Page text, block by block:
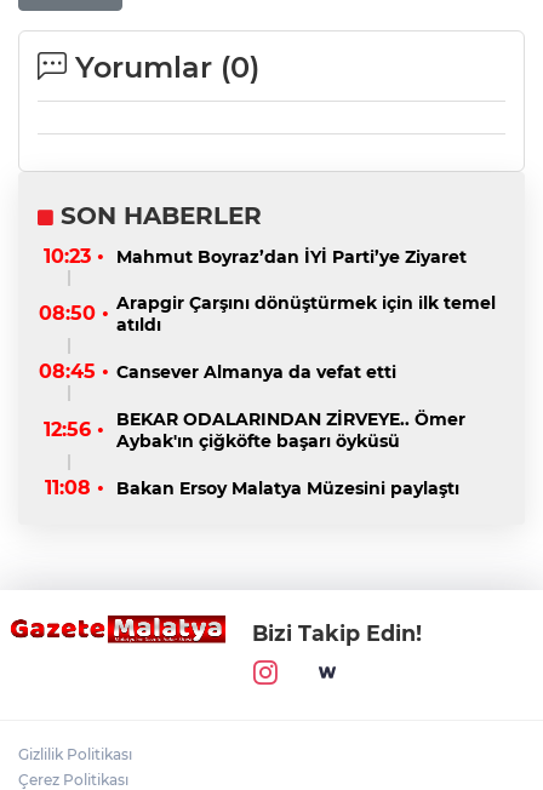
Yorumlar (0)
SON HABERLER
10:23 • Mahmut Boyraz’dan İYİ Parti’ye Ziyaret
08:50 • Arapgir Çarşını dönüştürmek için ilk temel
atıldı
08:45 • Cansever Almanya da vefat etti
12:56 •
BEKAR ODALARINDAN ZİRVEYE.. Ömer
Aybak'ın çiğköfte başarı öyküsü
11:08 • Bakan Ersoy Malatya Müzesini paylaştı
Bizi Takip Edin!
Gizlilik Politikası
Çerez Politikası